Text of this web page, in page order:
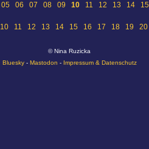
05 06 07 08 09 10 11 12 13 14 15
10 11 12 13 14 15 16 17 18 19 20
© Nina Ruzicka
Bluesky- Mastodon - Impressum & Datenschutz